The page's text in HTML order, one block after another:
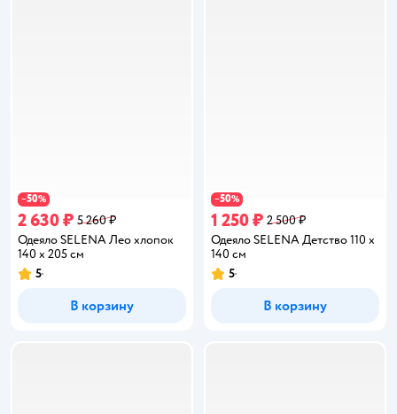
−50%
2 630 ₽ 5 260 ₽
Одеяло SELENA Лео хлопок
140 x 205 см
Рейтинг:
5
В корзину
−50%
1 250 ₽ 2 500 ₽
Одеяло SELENA Детство 110 x
140 см
Рейтинг:
5
В корзину